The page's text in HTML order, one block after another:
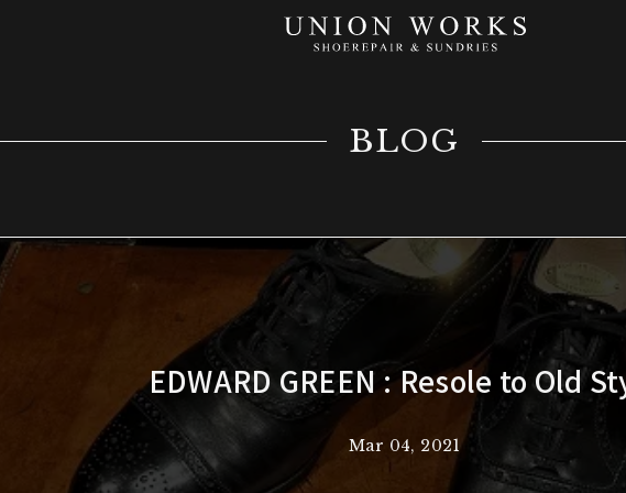
BLOG
EDWARD GREEN : Resole to Old
Mar 04, 2021